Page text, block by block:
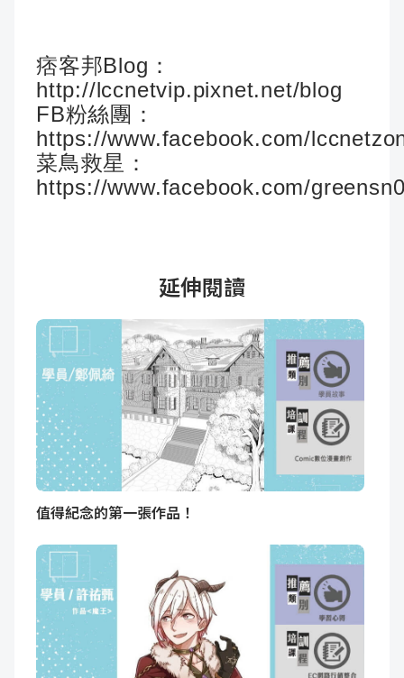
痞客邦Blog：
http://lccnetvip.pixnet.net/blog
FB粉絲團：
https://www.facebook.com/
菜鳥救星：
https://www.facebook.com/
延伸閱讀
值得紀念的第一張作品！